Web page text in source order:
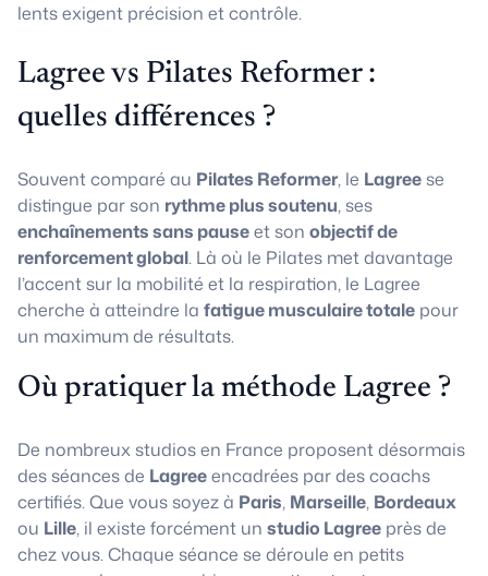
lents exigent précision et contrôle.
Lagree vs Pilates Reformer :
quelles différences ?
Souvent comparé au Pilates Reformer, le Lagree se
distingue par son rythme plus soutenu, ses
enchaînements sans pauseet son objectif de
renforcement global. Là où le Pilates met davantage
l’accent sur la mobilité et la respiration, le Lagree
cherche à atteindre la fatigue musculaire totale pour
un maximum de résultats.
Où pratiquer la méthode Lagree ?
De nombreux studios en France proposent désormais
des séances de Lagreeencadrées par des coachs
certifiés. Que vous soyez à Paris, Marseille, Bordeaux
ou Lille, il existe forcément un studio Lagree près de
chez vous. Chaque séance se déroule en petits